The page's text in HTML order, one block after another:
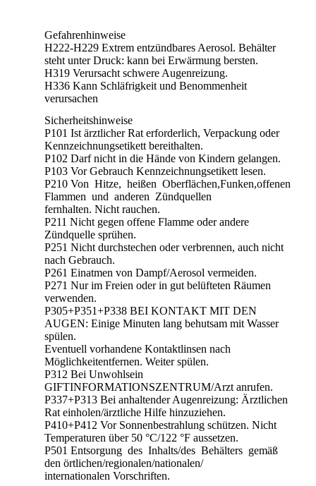
Gefahrenhinweise
H222-H229 Extrem entzündbares Aerosol. Behälter
steht unter Druck: kann bei Erwärmung bersten.
H319 Verursacht schwere Augenreizung.
H336 Kann Schläfrigkeit und Benommenheit
verursachen
Sicherheitshinweise
P101 Ist ärztlicher Rat erforderlich, Verpackung oder
Kennzeichnungsetikett bereithalten.
P102 Darf nicht in die Hände von Kindern gelangen.
P103 Vor Gebrauch Kennzeichnungsetikett lesen.
P210 Von Hitze, heißen Oberflächen,Funken,offenen
Flammen und anderen Zündquellen
fernhalten. Nicht rauchen.
P211 Nicht gegen offene Flamme oder andere
Zündquelle sprühen.
P251 Nicht durchstechen oder verbrennen, auch nicht
nach Gebrauch.
P261 Einatmen von Dampf/Aerosol vermeiden.
P271 Nur im Freien oder in gut belüfteten Räumen
verwenden.
P305+P351+P338 BEI KONTAKT MIT DEN
AUGEN: Einige Minuten lang behutsam mit Wasser
spülen.
Eventuell vorhandene Kontaktlinsen nach
Möglichkeitentfernen. Weiter spülen.
P312 Bei Unwohlsein
GIFTINFORMATIONSZENTRUM/Arzt anrufen.
P337+P313 Bei anhaltender Augenreizung: Ärztlichen
Rat einholen/ärztliche Hilfe hinzuziehen.
P410+P412 Vor Sonnenbestrahlung schützen. Nicht
Temperaturen über 50 °C/122 °F aussetzen.
P501 Entsorgung des Inhalts/des Behälters gemäß
den örtlichen/regionalen/nationalen/
internationalen Vorschriften.